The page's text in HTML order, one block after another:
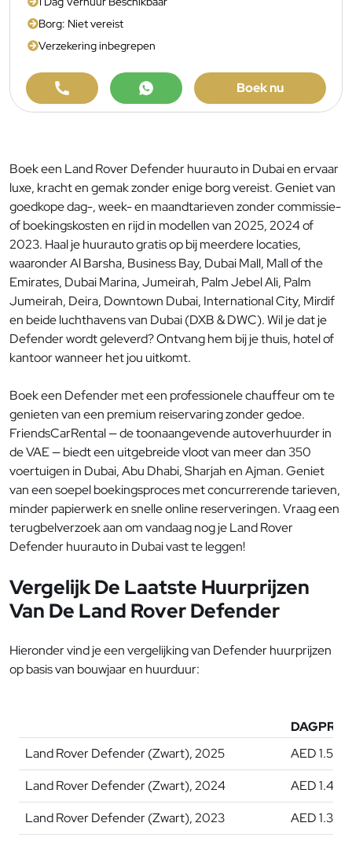
Borg: Niet vereist
Verzekering inbegrepen
Boek nu
Boek een Land Rover Defender huurauto in Dubai en ervaar
luxe, kracht en gemak zonder enige borg vereist. Geniet van
goedkope dag-, week- en maandtarieven zonder commissie-
of boekingskosten en rijd in modellen van 2025, 2024 of
2023. Haal je huurauto gratis op bij meerdere locaties,
waaronder Al Barsha, Business Bay, Dubai Mall, Mall of the
Emirates, Dubai Marina, Jumeirah, Palm Jebel Ali, Palm
Jumeirah, Deira, Downtown Dubai, International City, Mirdif
en beide luchthavens van Dubai (DXB & DWC). Wil je dat je
Defender wordt geleverd? Ontvang hem bij je thuis, hotel of
kantoor wanneer het jou uitkomt.
Boek een Defender met een professionele chauffeur om te
genieten van een premium reiservaring zonder gedoe.
FriendsCarRental — de toonaangevende autoverhuurder in
de VAE — biedt een uitgebreide vloot van meer dan 350
voertuigen in Dubai, Abu Dhabi, Sharjah en Ajman. Geniet
van een soepel boekingsproces met concurrerende tarieven,
minder papierwerk en snelle online reserveringen. Vraag een
terugbelverzoek aan om vandaag nog je Land Rover
Defender huurauto in Dubai vast te leggen!
Vergelijk De Laatste Huurprijzen
Van De Land Rover Defender
Hieronder vind je een vergelijking van Defender huurprijzen
op basis van bouwjaar en huurduur:
Land Rover Defender (Zwart), 2025
AED 1.500
Land Rover Defender (Zwart), 2024
AED 1.450
Land Rover Defender (Zwart), 2023
AED 1.350